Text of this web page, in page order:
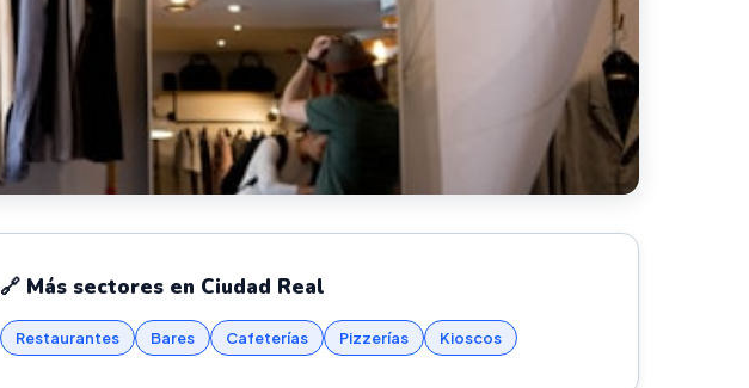
🔗 Más sectores en Ciudad Real
Restaurantes Bares Cafeterías Pizzerías Kioscos